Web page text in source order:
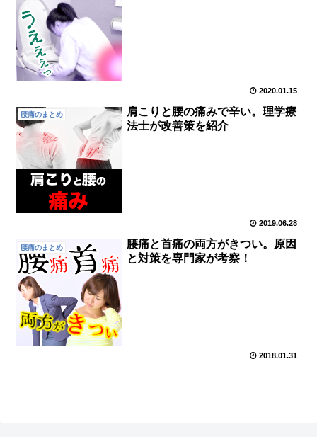
2020.01.15
腰痛のまとめ
肩こりと腰の痛みで辛い。理学療
法士が改善策を紹介
2019.06.28
腰痛のまとめ
腰痛と首痛の両方がきつい。原因
と対策を専門家が考察！
2018.01.31